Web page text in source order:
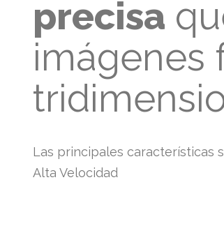
precisa
imágenes
Las principales características
Alta Velocidad